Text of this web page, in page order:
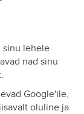
sinu lehele
nad sinu
Google'ile,
oluline ja